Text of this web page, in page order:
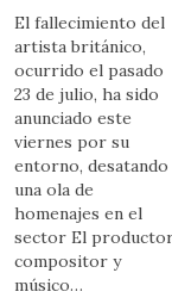
El fallecimiento del
artista británico,
ocurrido el pasado
23 de julio, ha sido
anunciado este
viernes por su
entorno, desatando
una ola de
homenajes en el
sector El
compositor y
músico…